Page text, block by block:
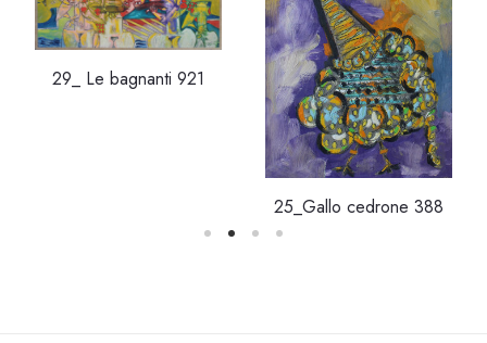
29_ Le bagnanti 921
25_Gallo cedrone 388